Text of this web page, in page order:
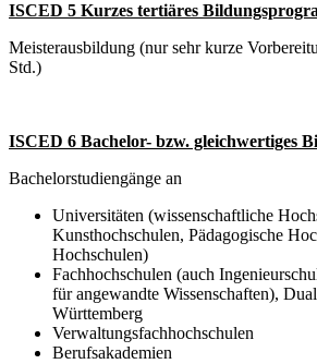
ISCED 5 Kurzes tertiäres
Meisterausbildung (nur sehr kurze
Std.)
ISCED 6 Bachelor- bzw. gleichwertiges
Bachelorstudiengänge an
Universitäten (wissenschaftliche
Kunsthochschulen, Pädagogische
Hochschulen)
Fachhochschulen (auch
für angewandte Wissenschaften),
Württemberg
Verwaltungsfachhochschulen
Berufsakademien